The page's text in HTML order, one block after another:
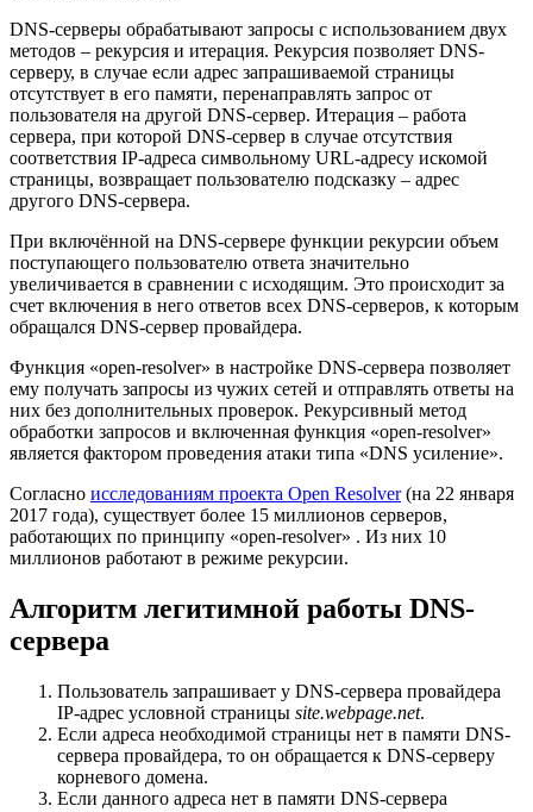
DNS-серверы обрабатывают запросы с использованием двух
методов – рекурсия и итерация. Рекурсия позволяет DNS-
серверу, в случае если адрес запрашиваемой страницы
отсутствует в его памяти, перенаправлять запрос от
пользователя на другой DNS-сервер. Итерация – работа
сервера, при которой DNS-сервер в случае отсутствия
соответствия IP-адреса символьному URL-адресу искомой
страницы, возвращает пользователю подсказку – адрес
другого DNS-сервера.
При включённой на DNS-сервере функции рекурсии объем
поступающего пользователю ответа значительно
увеличивается в сравнении с исходящим. Это происходит за
счет включения в него ответов всех DNS-серверов, к которым
обращался DNS-сервер провайдера.
Функция «open-resolver» в настройке DNS-сервера позволяет
ему получать запросы из чужих сетей и отправлять ответы на
них без дополнительных проверок. Рекурсивный метод
обработки запросов и включенная функция «open-resolver»
является фактором проведения атаки типа «DNS усиление».
Согласно исследованиям проекта Open Resolver(на 22 января
2017 года), существует более 15 миллионов серверов,
работающих по принципу «open-resolver» . Из них 10
миллионов работают в режиме рекурсии.
Алгоритм легитимной работы DNS-
сервера
Пользователь запрашивает у DNS-сервера провайдера
IP-адрес условной страницы site.webpage.net.
Если адреса необходимой страницы нет в памяти DNS-
сервера провайдера, то он обращается к DNS-серверу
корневого домена.
Если данного адреса нет в памяти DNS-сервера